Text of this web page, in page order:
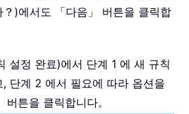
)에서도 「다음」 버튼을 클릭합
설정 완료)에서 단계 1 에 새 규칙
단계 2 에서 필요에 따라 옵션을
튼을 클릭합니다。